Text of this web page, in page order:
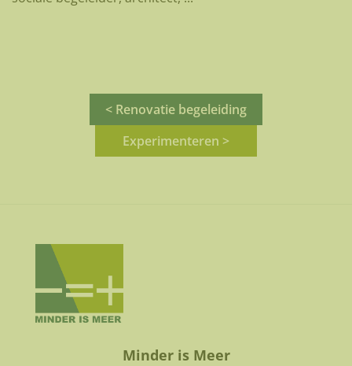
< Renovatie begeleiding
Experimenteren >
Minder is Meer